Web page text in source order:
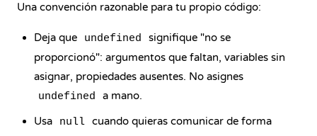
Una convención razonable para tu propio código:
Deja que undefined
signifique "no se
proporcionó": argumentos que faltan, variables sin
asignar, propiedades ausentes. No asignes
undefined
a mano.
Usa
null cuando quieras comunicar de forma